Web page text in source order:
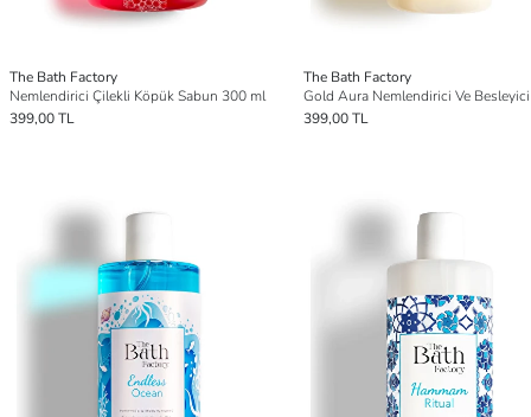
The Bath Factory
Nemlendirici Çilekli Köpük Sabun 300 ml
399,00 TL
The Bath Factory
399,00 TL